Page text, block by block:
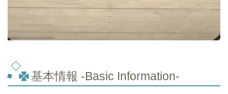
基本情報 -Basic Information-